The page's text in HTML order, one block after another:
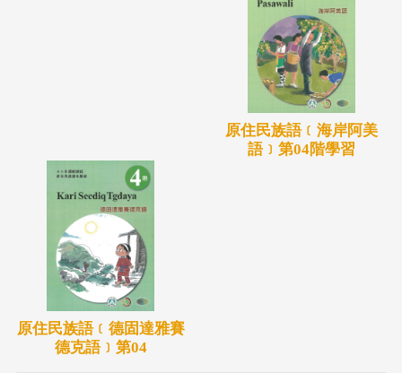
原住民族語﹝海岸阿美
語﹞第04階學習
原住民族語﹝德固達雅賽
德克語﹞第04